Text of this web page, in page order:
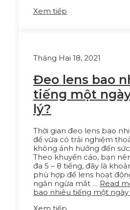
Xem tiếp
Tháng Hai 18, 2021
Đeo lens bao
tiếng một
lý?
Thời gian đeo lens bao
để vừa có trải nghiệm
không ảnh hưởng đến
Theo khuyến cáo, bạn
đa 5 – 8 tiếng, đây là
phù hợp để lens hoạt
ngăn ngừa mắt … Read
bao nhiêu tiếng một ngày